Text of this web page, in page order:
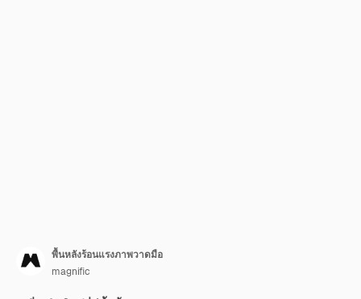
พื้นหลังร้อนแรงภาพวาดมือ
magnific